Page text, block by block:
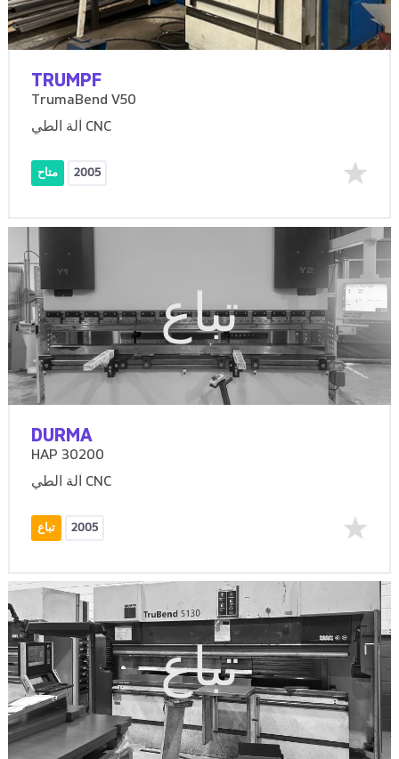
TRUMPF
TrumaBend V50
آلة الطي CNC
متاح 2005
تباع
DURMA
HAP 30200
آلة الطي CNC
تباع 2005
تباع